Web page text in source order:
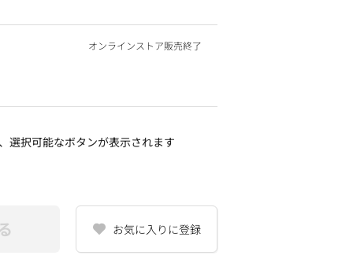
オンラインストア販売終了
選択可能なボタンが表示されます
お気に入りに登録